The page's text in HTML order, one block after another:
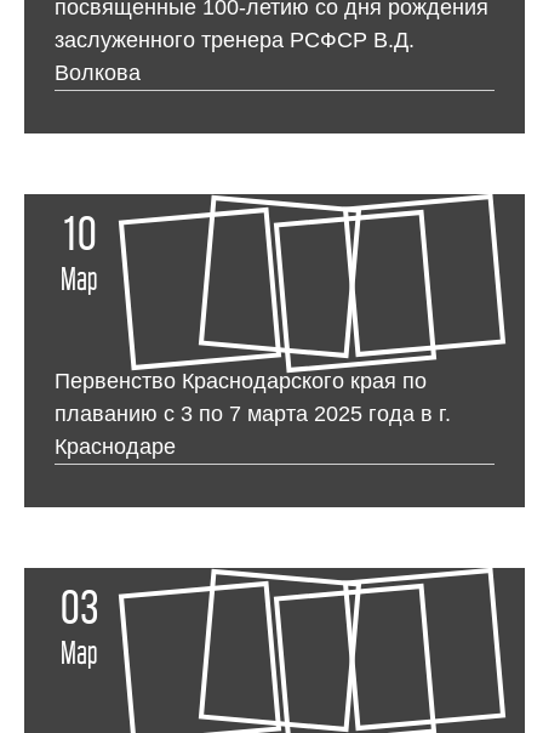
посвященные 100-летию со дня рождения
заслуженного тренера РСФСР В.Д.
Волкова
10
Мар
Первенство Краснодарского края по
плаванию с 3 по 7 марта 2025 года в г.
Краснодаре
03
Мар